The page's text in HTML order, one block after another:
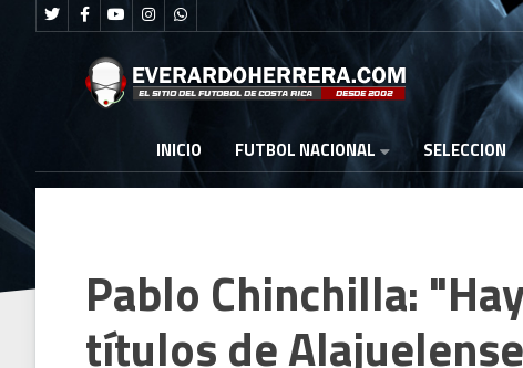
INICIO FUTBOL NACIONAL SELECCION
Pablo Chinchilla:
títulos de